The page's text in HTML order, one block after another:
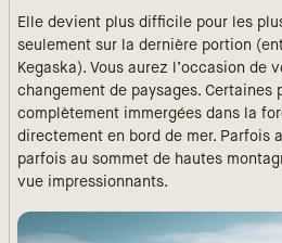
Elle devient plus difficile pour les
seulement sur la dernière portion
Kegaska). Vous aurez l’occasion de
changement de paysages. Certaines
complètement immergées dans la
directement en bord de mer. Parfois
parfois au sommet de hautes
vue impressionnants.